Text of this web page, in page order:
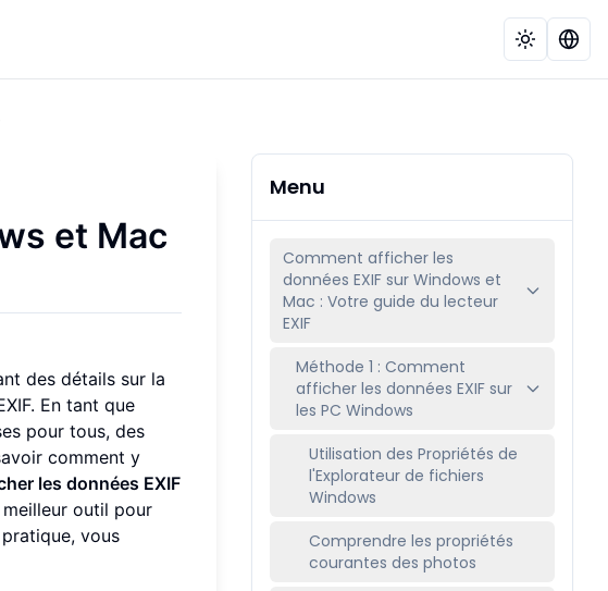
et Mac
des détails sur la
En tant que
pour tous, des
comment y
les données EXIF
outil pour
vous
Menu
Comment afficher les
données EXIF sur Windows et
Mac : Votre guide du lecteur
EXIF
Méthode 1 : Comment
afficher les données EXIF sur
les PC Windows
Utilisation des Propriétés de
l'Explorateur de fichiers
Windows
Comprendre les propriétés
courantes des photos